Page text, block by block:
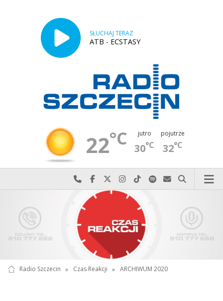
SŁUCHAJ TERAZ
ATB - ECSTASY
22°C jutro
30°C
pojutrze
32°C
Najlepiej po prostu do nas zadzwoń
Odwiedź nas na Facebook-u
Odwiedź nas na X
Odwiedź nas na Instagram-ie
Odwiedź nas na TikTok-u
Szukaj nas na Spotify
Wyślij do nas
Szukaj
Radio Szczecin » Czas Reakcji » ARCHIWUM 2020